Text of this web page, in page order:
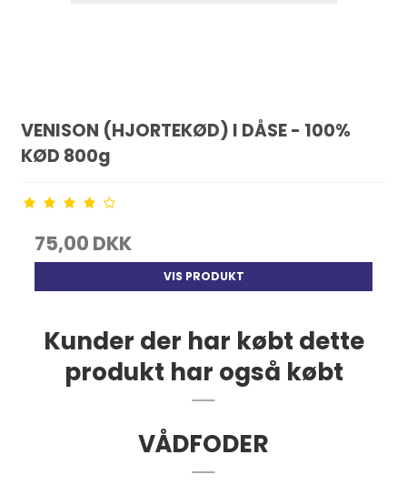
VENISON (HJORTEKØD) I DÅSE - 100%
KØD 800g
75,00 DKK
VIS PRODUKT
Kunder der har købt dette
produkt har også købt
VÅDFODER